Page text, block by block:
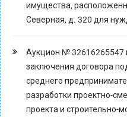
имущества,
Северная, д. 320 для
Аукцион № 32616265547
заключения договора
среднего
разработки проектно-
проекта и строительно-